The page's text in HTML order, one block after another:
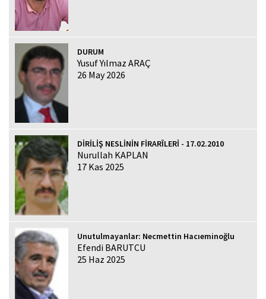
DURUM
Yusuf Yılmaz ARAÇ
26 May 2026
DİRİLİŞ NESLİNİN FİRARÎLERİ - 17.02.2010
Nurullah KAPLAN
17 Kas 2025
Unutulmayanlar: Necmettin Hacıeminoğlu
Efendi BARUTCU
25 Haz 2025